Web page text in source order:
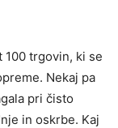
100 trgovin, ki se
Nekaj pa
pri čisto
in oskrbe. Kaj